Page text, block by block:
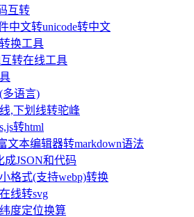
互转
中文转unicode转中文
换工具
转在线工具
多语言)
,下划线转驼峰
转html
文本编辑器转markdown语法
成JSON和代码
格式(支持webp)转换
线转svg
度定位换算